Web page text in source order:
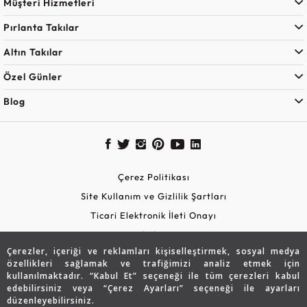
Çerezler, içeriği ve reklamları kişiselleştirmek, sosyal medya
özellikleri sağlamak ve trafiğimizi analiz etmek için
kullanılmaktadır. “Kabul Et” seçeneği ile tüm çerezleri kabul
edebilirsiniz veya “Çerez Ayarları” seçeneği ile ayarları
düzenleyebilirsiniz.
Pırlanta Takılar
Altın Takılar
Özel Günler
Blog
Çerez Politikası
Site Kullanım ve Gizlilik Şartları
Ticari Elektronik İleti Onayı
KVKK Aydınlatma Metni
Güvenli Alışveriş